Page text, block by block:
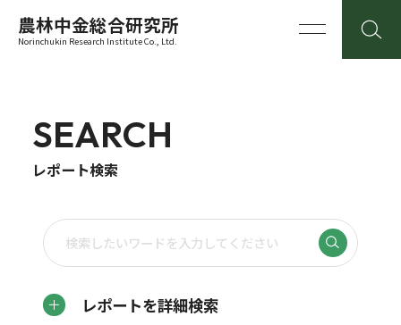
農林中金総合研究所
Norinchukin Research Institute Co., Ltd.
SEARCH
レポート検索
レポートを詳細検索